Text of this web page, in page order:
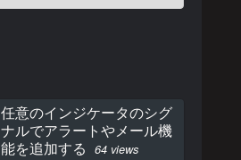
任意のインジケータのシグ
ナルでアラートやメール機
能を追加する
64 views